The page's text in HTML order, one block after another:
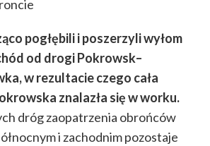
pogłębili i poszerzyli wyłom
od drogi Pokrowsk–
w rezultacie czego cała
znalazła się w worku.
dróg zaopatrzenia obrońców
i zachodnim pozostaje